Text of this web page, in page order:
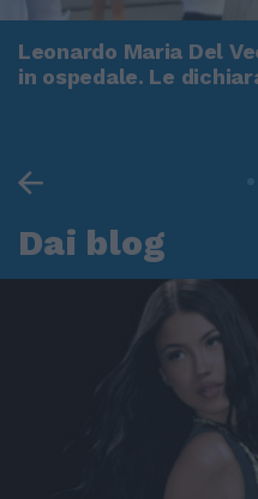
Leonardo Maria Del
in ospedale. Le
Dai blog